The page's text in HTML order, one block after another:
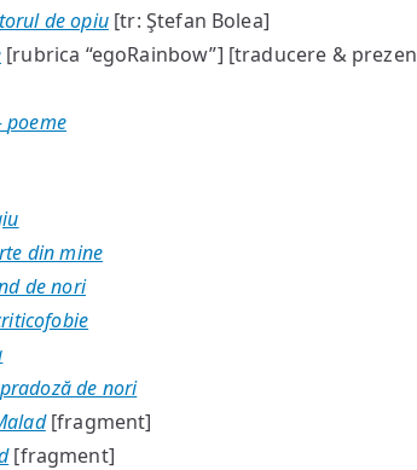
de opiu[tr: Ştefan Bolea]
[rubrica “egoRainbow”] [traducere &
poeme
din mine
de nori
de nori
[fragment]
[fragment]